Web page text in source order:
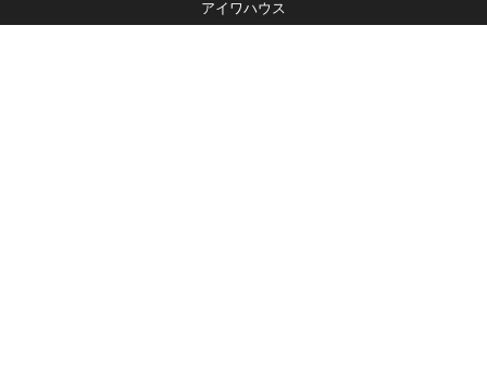
Copyright © 横浜・川崎の不動産売却・買取査定はセンチュリー21